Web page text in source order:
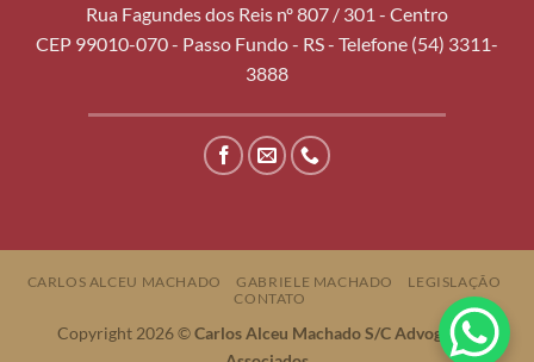
Rua Fagundes dos Reis nº 807 / 301 - Centro
CEP 99010-070 - Passo Fundo - RS - Telefone (54) 3311-
3888
CARLOS ALCEU MACHADO GABRIELE MACHADO
LEGISLAÇÃO
CONTATO
Copyright 2026 ©Carlos Alceu Machado S/C Advogados